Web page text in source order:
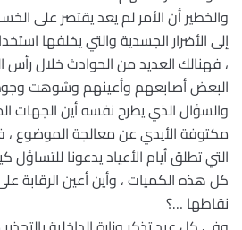
والخطير أن الأمر لم يعد يقتصر على
إلى الأضرار الجسدية والتي يخلفها
، فهنالك العديد من الحوادث خلال
البعض أصابعهم وأعينهم وشوهت
والسؤال الذي يطرح نفسه أين الجهات
مكتوفة الأيدي عن معالجة الموضوع ،
التي تطلق أيام الأعياد يدعونا
كل هذه الكميات ، وأين أعين الرقابة
نقاطها …؟